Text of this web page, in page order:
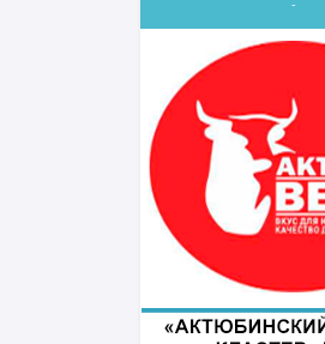
""Нұр
Аптаның
21:00